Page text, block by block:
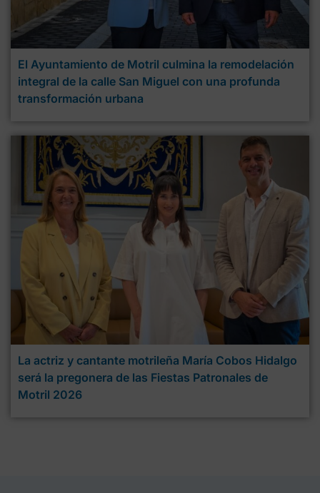
El Ayuntamiento de Motril culmina la remodelación
integral de la calle San Miguel con una profunda
transformación urbana
La actriz y cantante motrileña María Cobos Hidalgo
será la pregonera de las Fiestas Patronales de
Motril 2026